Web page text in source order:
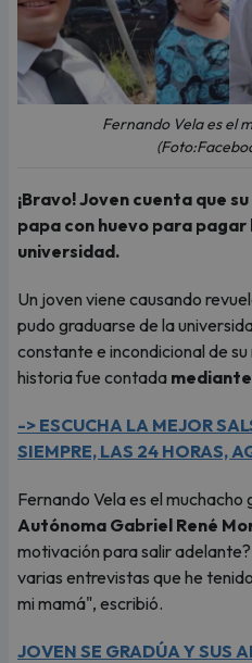
Fernando Vela es el
¡Bravo! Joven cuenta que
papa con huevo para pagar
universidad.
Un joven viene causando
pudo graduarse de la
constante e incondicional de
historia fue contada
-> ESCUCHA LA MEJOR
SIEMPRE, LAS 24 HORAS,
Fernando Vela es el muchacho
Autónoma Gabriel René
motivación para salir
varias entrevistas que he
mi mamá", escribió.
JOVEN SE GRADÚA Y SUS